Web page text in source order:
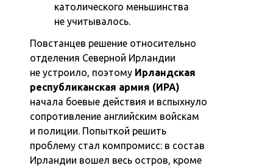
католического меньшинства
не учитывалось.
Повстанцев решение относительно
отделения Северной Ирландии
не устроило, поэтому Ирландская
республиканская армия (ИРА)
начала боевые действия и вспыхнуло
сопротивление английским войскам
и полиции. Попыткой решить
проблему стал компромисс: в состав
Ирландии вошел весь остров, кроме